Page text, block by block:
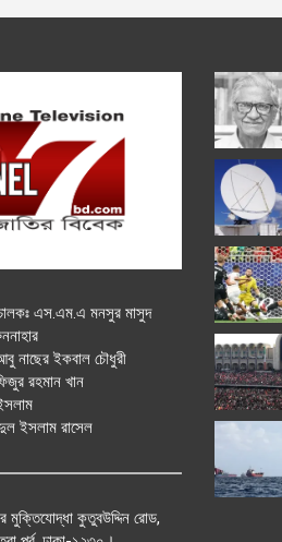
এস.এম.এ মনসুর মাসুদ
নাছের ইকবাল চৌধুরী
রহমান খান
ইসলাম রাসেল
মুক্তিযোদ্ধা কুতুবউদ্দিন রোড,